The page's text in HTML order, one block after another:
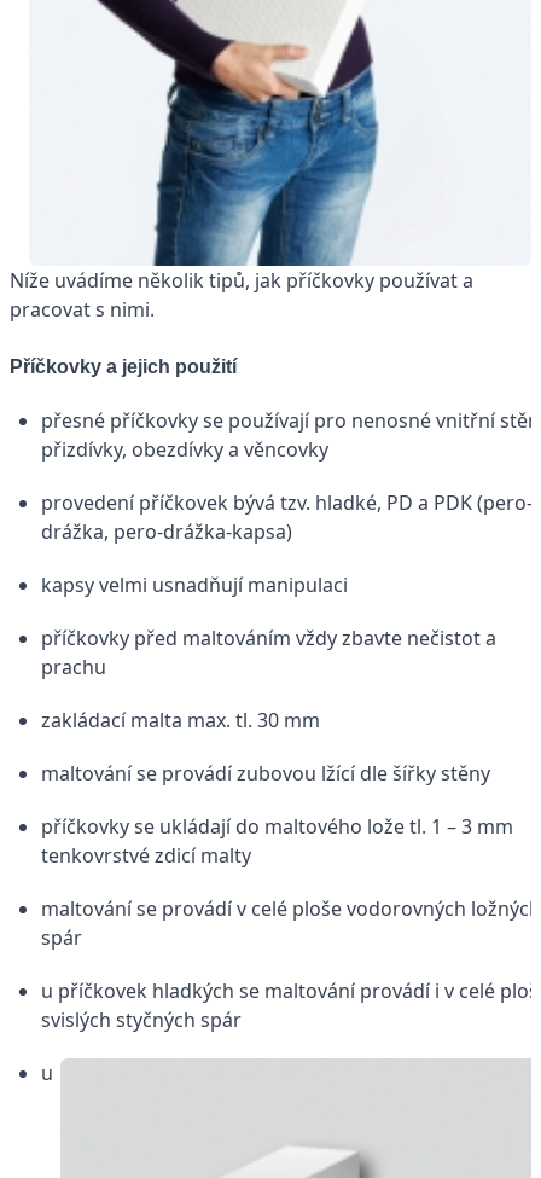
Níže uvádíme několik tipů, jak příčkovky používat a
pracovat s nimi.
Příčkovky a jejich použití
přesné příčkovky se používají pro nenosné vnitřní
přizdívky, obezdívky a věncovky
provedení příčkovek bývá tzv. hladké, PD a PDK (pero-
drážka, pero-drážka-kapsa)
kapsy velmi usnadňují manipulaci
příčkovky před maltováním vždy zbavte nečistot a
prachu
zakládací malta max. tl. 30 mm
maltování se provádí zubovou lžící dle šířky stěny
příčkovky se ukládají do maltového lože tl. 1 – 3 mm
tenkovrstvé zdicí malty
maltování se provádí v celé ploše vodorovných ložných
spár
u příčkovek hladkých se maltování provádí i v celé
svislých styčných spár
u